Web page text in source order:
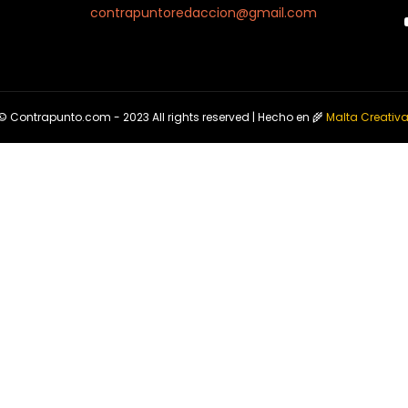
contrapuntoredaccion@gmail.com
Contrapunto.com - 2023 All rights reserved | Hecho en 🌾Malta Creativa